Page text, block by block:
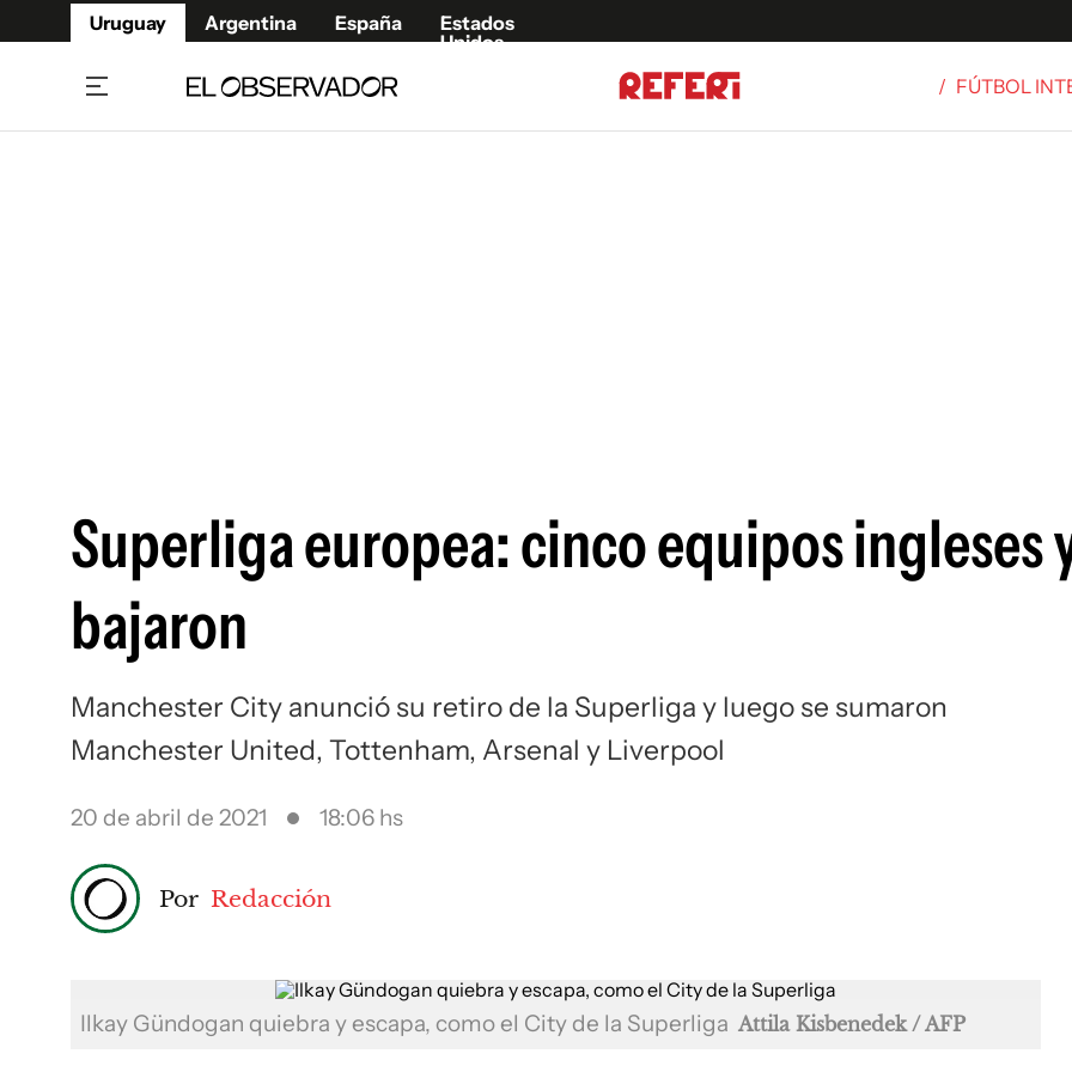
Uruguay Argentina España
Estados
Unidos
/ FÚTBOL
Superliga europea: cinco equipos ingleses
bajaron
Manchester City anunció su retiro de la Superliga y luego se sumaron
Manchester United, Tottenham, Arsenal y Liverpool
20 de abril de 2021 18:06 hs
Por Redacción
Ilkay Gündogan quiebra y escapa, como el City de la Superliga Attila Kisbenedek / AFP